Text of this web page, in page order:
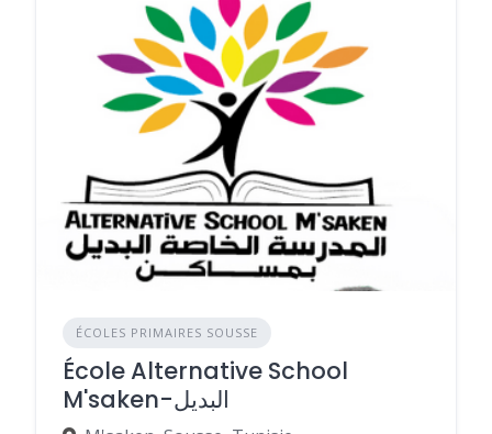
ÉCOLES PRIMAIRES SOUSSE
École Alternative School
M'saken-البديل